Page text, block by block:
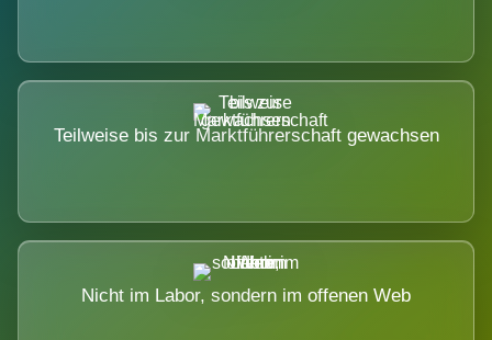
Teilweise bis zur Marktführerschaft gewachsen
Nicht im Labor, sondern im offenen Web